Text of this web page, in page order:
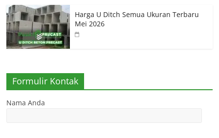
Harga U Ditch Semua Ukuran Terbaru
Mei 2026
Formulir Kontak
Nama Anda